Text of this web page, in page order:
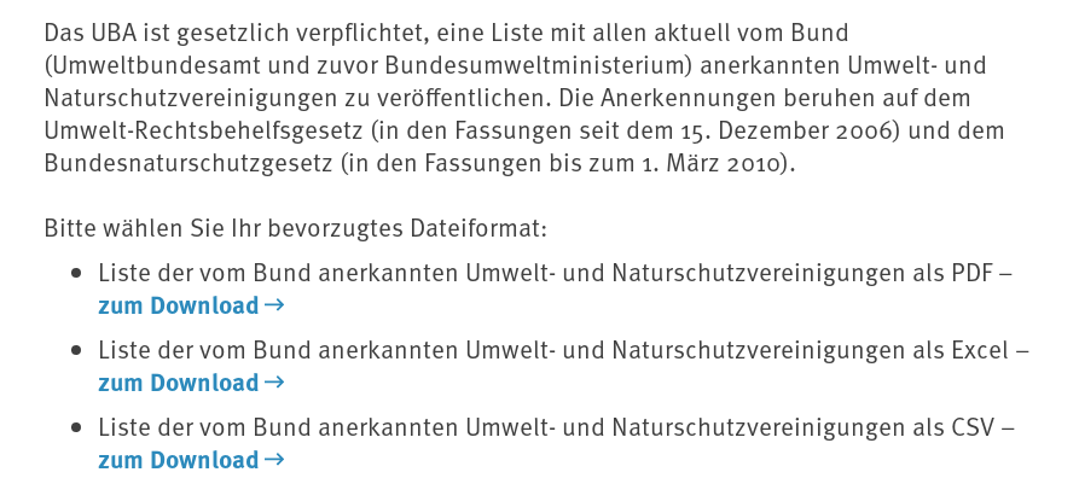
Das UBA ist gesetzlich verpflichtet, eine Liste mit allen aktuell vom Bund
(Umweltbundesamt und zuvor Bundesumweltministerium) anerkannten Umwelt- und
Naturschutzvereinigungen zu veröffentlichen. Die Anerkennungen beruhen auf dem
Umwelt-Rechtsbehelfsgesetz (in den Fassungen seit dem 15. Dezember 2006) und dem
Bundesnaturschutzgesetz (in den Fassungen bis zum 1. März 2010).
Bitte wählen Sie Ihr bevorzugtes Dateiformat:
Liste der vom Bund anerkannten Umwelt- und Naturschutzvereinigungen als PDF –
zum Download
Liste der vom Bund anerkannten Umwelt- und Naturschutzvereinigungen als Excel –
zum Download
Liste der vom Bund anerkannten Umwelt- und Naturschutzvereinigungen als CSV –
zum Download